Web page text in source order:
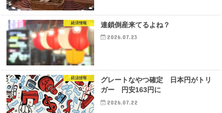
経済情報 連鎖倒産来てるよね？
2026.07.23
経済情報
グレートなやつ確定 日本円がトリ
ガー 円安163円に
2026.07.22